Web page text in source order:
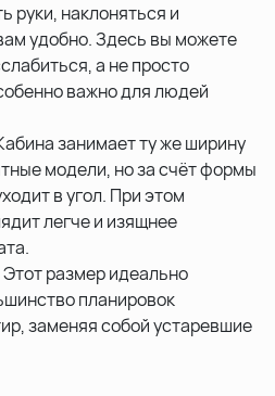
руки, наклоняться и
удобно. Здесь вы можете
а не просто
важно для людей
занимает ту же ширину
модели, но за счёт формы
в угол. При этом
легче и изящнее
Этот размер идеально
планировок
заменяя собой устаревшие